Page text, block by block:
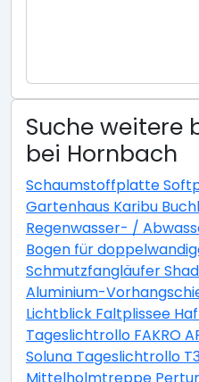
Suche weitere
bei Hornbach
Schaumstoffplatte
Gartenhaus Karibu
Regenwasser- /
Bogen für
Schmutzfangläufer
Aluminium-
Lichtblick Faltplissee
Tageslichtrollo FAKRO
Soluna Tageslichtrollo